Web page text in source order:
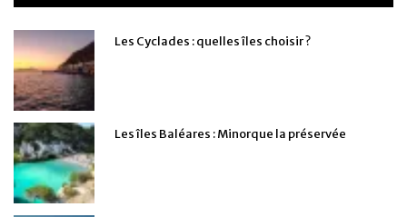
Les Cyclades : quelles îles choisir ?
Les îles Baléares : Minorque la préservée